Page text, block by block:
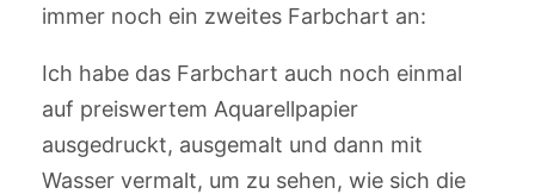
immer noch ein zweites Farbchart an:
Ich habe das Farbchart auch noch einmal
auf preiswertem Aquarellpapier
ausgedruckt, ausgemalt und dann mit
Wasser vermalt, um zu sehen, wie sich die